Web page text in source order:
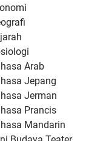
Arab
Jepang
Jerman
Prancis
Mandarin